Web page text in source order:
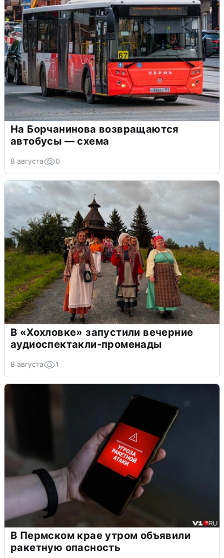
На Борчанинова возвращаются
автобусы — схема
8 августа 0
В «Хохловке» запустили вечерние
аудиоспектакли-променады
8 августа 1
В Пермском крае утром объявили
ракетную опасность